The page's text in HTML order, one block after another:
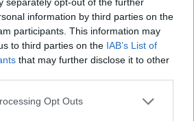
information by third parties on the
participants. This information may
to third parties on the IAB’s List of
that may further disclose it to other
Opt Outs
najwyraźniej się to nie
się w kierunku dziewczyny
essen!” Zamurowało mnie,
poleceń po niemiecku na
brzmi jak makabryczny,
żart. Osobiście też jestem